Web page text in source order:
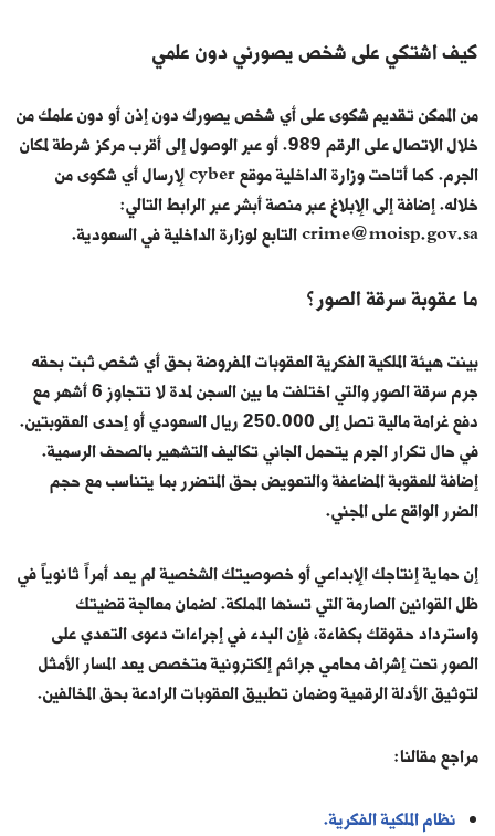
كيف اشتكي على شخص يصورني دون علمي
من الممكن تقديم شكوى على أي شخص يصورك دون إذن أو دون علمك من
خلال الاتصال على الرقم 989. أو عبر الوصول إلى أقرب مركز شرطة لمكان
الجرم. كما أتاحت وزارة الداخلية موقع cyber لإرسال أي شكوى من
خلاله. إضافة إلى الإبلاغ عبر منصة أبشر عبر الرابط التالي:
crime@moisp.gov.sa التابع لوزارة الداخلية في السعودية.
ما عقوبة سرقة الصور؟
بينت هيئة الملكية الفكرية العقوبات المفروضة بحق أي شخص ثبت بحقه
جرم سرقة الصور والتي اختلفت ما بين السجن لمدة لا تتجاوز 6 أشهر مع
دفع غرامة مالية تصل إلى 250.000 ريال السعودي أو إحدى العقوبتين.
في حال تكرار الجرم يتحمل الجاني تكاليف التشهير بالصحف الرسمية.
إضافة للعقوبة المضاعفة والتعويض بحق المتضرر بما يتناسب مع حجم
الضرر الواقع على المجني.
إن حماية إنتاجك الإبداعي أو خصوصيتك الشخصية لم يعد أمراً ثانوياً في
ظل القوانين الصارمة التي تسنها المملكة. لضمان معالجة قضيتك
واسترداد حقوقك بكفاءة، فإن البدء في إجراءاتدعوى التعدي على
الصورتحت إشراف محامي جرائم إلكترونية متخصص يعد المسار الأمثل
لتوثيق الأدلة الرقمية وضمان تطبيق العقوبات الرادعة بحق المخالفين.
مراجع مقالنا:
نظام الملكية الفكرية.